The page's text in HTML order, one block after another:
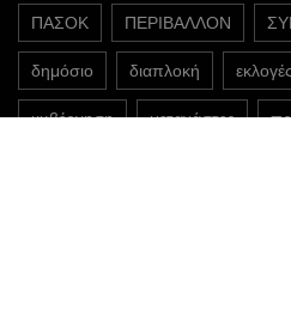
ΠΑΣΟΚ ΠΕΡΙΒΑΛΛΟΝ
δημόσιο διαπλοκή εκλογές
κυβέρνηση μετανάστες